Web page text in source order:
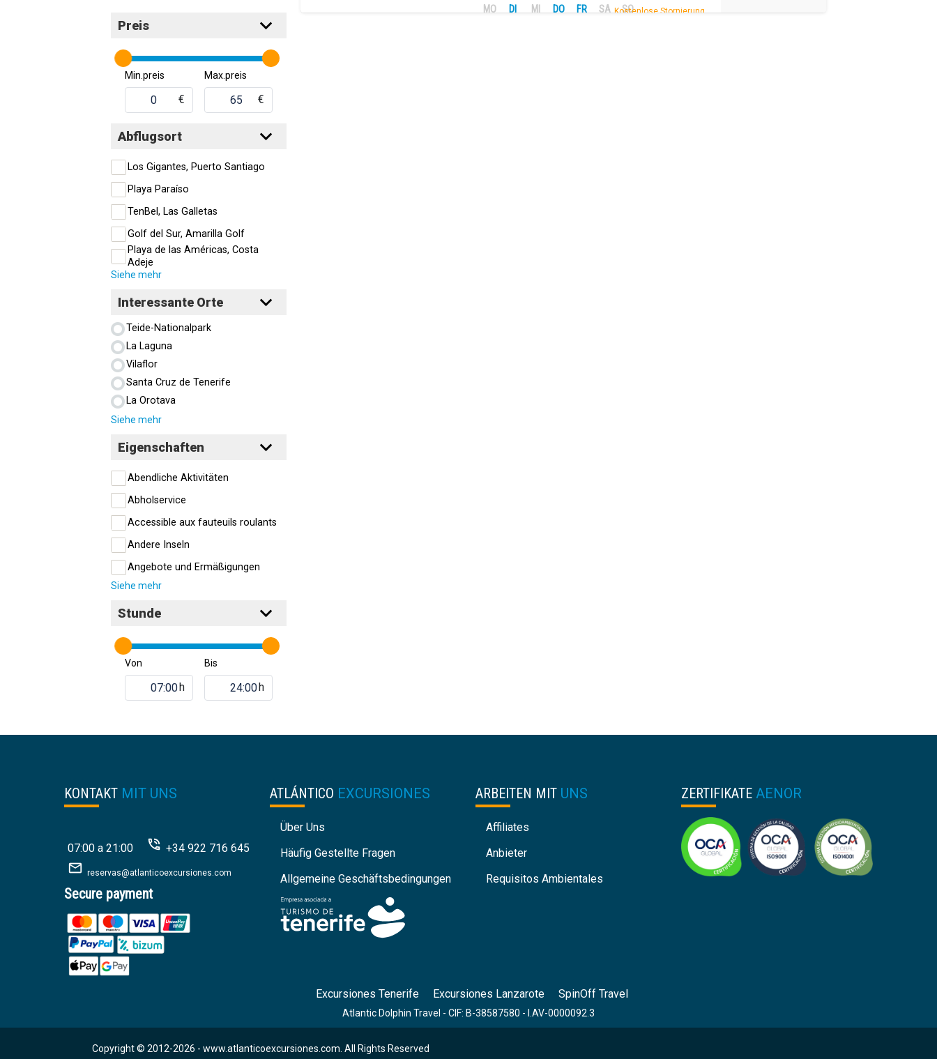
Preis
Min.preis
€
Max.preis
€
Abflugsort
Los Gigantes, Puerto Santiago
Playa Paraíso
TenBel, Las Galletas
Golf del Sur, Amarilla Golf
Playa de las Américas, Costa
Adeje
Siehe mehr
Interessante Orte
Teide-Nationalpark
La Laguna
Vilaflor
Santa Cruz de Tenerife
La Orotava
Siehe mehr
Eigenschaften
Abendliche Aktivitäten
Abholservice
Accessible aux fauteuils roulants
Andere Inseln
Angebote und Ermäßigungen
Siehe mehr
Stunde
Von
h
Bis
h
MO DI MI DO FR SA SO
Kostenlose Stornierung.
KONTAKT MIT UNS
07:00 a 21:00 +34 922 716 645
reservas@atlanticoexcursiones.com
Secure payment
ATLÁNTICO EXCURSIONES
Über Uns
Häufig Gestellte Fragen
Allgemeine Geschäftsbedingungen
ARBEITEN MIT UNS
Affiliates
Anbieter
Requisitos Ambientales
ZERTIFIKATE AENOR
Excursiones Tenerife Excursiones Lanzarote SpinOff Travel
Atlantic Dolphin Travel - CIF: B-38587580 - I.AV-0000092.3
Copyright © 2012-2026 - www.atlanticoexcursiones.com. All Rights Reserved